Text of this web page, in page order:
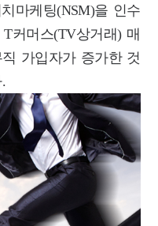
마케팅(NSM)을 인수
커머스(TV상거래) 매
가입자가 증가한 것